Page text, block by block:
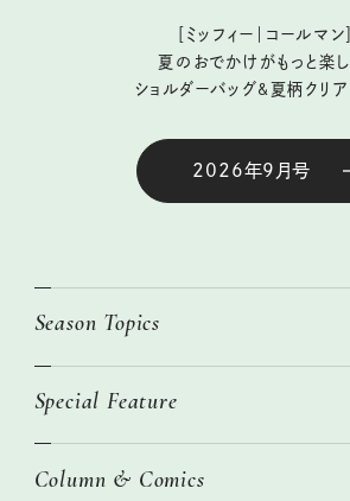
［ミッフィー｜コールマン］
夏のおでかけがもっと楽し
ショルダーバッグ&夏柄クリ
2026年9月号
Season Topics
真夏のひんやりグッズ 2026
ニトリ・イケア・無印良品で賢くおしゃれなイン
Special Feature
2026年春夏 トレンドファッションニュース
Column & Comics